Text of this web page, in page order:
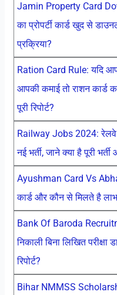
Jamin Property Card
का प्रोपर्टी कार्ड खुद से
प्रक्रिया?
Ration Card Rule: यदि
आपकी कमाई तो राशन कार्ड
पूरी रिपोर्ट?
Railway Jobs 2024: रेलवे
नई भर्ती, जाने क्या है पूरी
Ayushman Card Vs
कार्ड और कौन से मिलते है लाभ,
Bank Of Baroda
निकाली बिना लिखित परीक्षा
रिपोर्ट?
Bihar NMMSS